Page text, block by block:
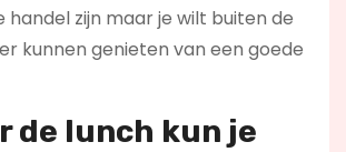
handel zijn maar je wilt buiten de
kunnen genieten van een goede
de lunch kun je